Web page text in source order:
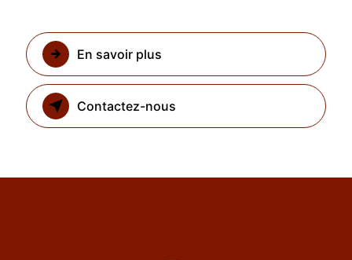
En savoir plus
Contactez-nous